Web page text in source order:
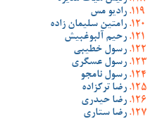
رادیو مس
رامتین سلیمان زاده
رحیم آلبوغبیش
رسول خطیبی
رسول عسگری
رسول نامجو
رضا ترکزاده
رضا حیدری
رضا ستاری